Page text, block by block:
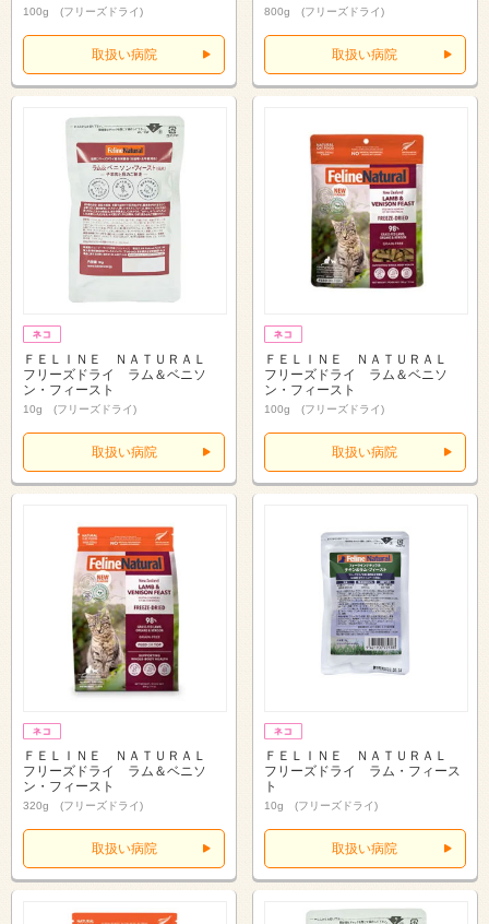
100g (フリーズドライ)
取扱い病院
800g (フリーズドライ)
取扱い病院
ＦＥＬＩＮＥ ＮＡＴＵＲＡＬ
フリーズドライ ラム＆ベニソ
ン・フィースト
10g (フリーズドライ)
取扱い病院
ＦＥＬＩＮＥ ＮＡＴＵＲＡＬ
フリーズドライ ラム＆ベニソ
ン・フィースト
100g (フリーズドライ)
取扱い病院
ＦＥＬＩＮＥ ＮＡＴＵＲＡＬ
フリーズドライ ラム＆ベニソ
ン・フィースト
320g (フリーズドライ)
取扱い病院
ＦＥＬＩＮＥ ＮＡＴＵＲＡＬ
フリーズドライ ラム・フィース
ト
10g (フリーズドライ)
取扱い病院